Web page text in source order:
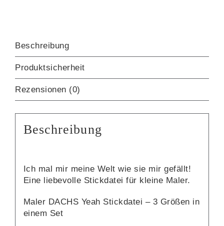
Beschreibung
Produktsicherheit
Rezensionen (0)
Beschreibung
Ich mal mir meine Welt wie sie mir gefällt!
Eine liebevolle Stickdatei für kleine Maler.
Maler DACHS Yeah Stickdatei – 3 Größen in
einem Set